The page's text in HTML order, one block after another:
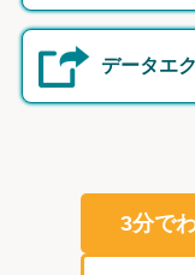
データエ
3分で